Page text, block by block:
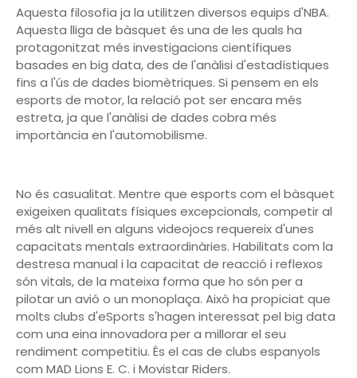
Aquesta filosofia ja la utilitzen diversos equips d'NBA.
Aquesta lliga de bàsquet és una de les quals ha
protagonitzat més investigacions científiques
basades en big data, des de l'anàlisi d'estadístiques
fins a l'ús de dades biomètriques. Si pensem en els
esports de motor, la relació pot ser encara més
estreta, ja que l'anàlisi de dades cobra més
importància en l'automobilisme.
No és casualitat. Mentre que esports com el bàsquet
exigeixen qualitats físiques excepcionals, competir al
més alt nivell en alguns videojocs requereix d'unes
capacitats mentals extraordinàries. Habilitats com la
destresa manual i la capacitat de reacció i reflexos
són vitals, de la mateixa forma que ho són per a
pilotar un avió o un monoplaça. Això ha propiciat que
molts clubs d'eSports s'hagen interessat pel big data
com una eina innovadora per a millorar el seu
rendiment competitiu. És el cas de clubs espanyols
com MAD Lions E. C. i Movistar Riders.